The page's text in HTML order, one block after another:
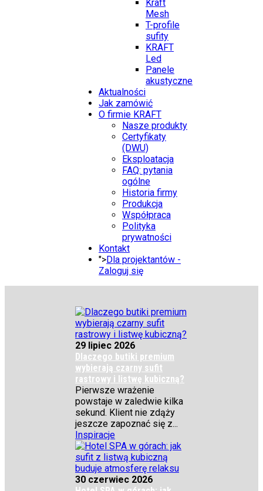
Kraft
Mesh
T-profile
sufity
KRAFT
Led
Panele
akustyczne
Aktualności
Jak zamówić
O firmie KRAFT
Nasze produkty
Certyfikaty
(DWU)
Eksploatacja
FAQ: pytania
ogólne
Historia firmy
Produkcja
Współpraca
Polityka
prywatności
Kontakt
">Dla projektantów -
Zaloguj się
29 lipiec 2026
Dlaczego butiki premium
wybierają czarny sufit
rastrowy i listwę kubiczną?
Pierwsze wrażenie
powstaje w zaledwie kilka
sekund. Klient nie zdąży
jeszcze zapoznać się z...
Inspiracje
30 czerwiec 2026